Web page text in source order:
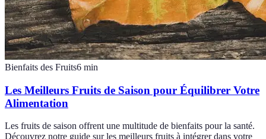
Bienfaits des Fruits6 min
Les Meilleurs Fruits de Saison pour Équilibrer Votre
Alimentation
Les fruits de saison offrent une multitude de bienfaits pour la santé.
Découvrez notre guide sur les meilleurs fruits à intégrer dans votre